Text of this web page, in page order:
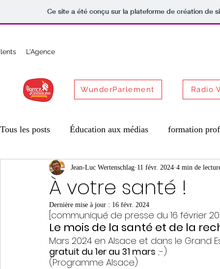
Ce site a été conçu sur la plateforme de création de
L'Agence
WunderParlement Radio
Tous les posts Éducation aux médias formation
ReVu de Presse Vie des associations Nature
Archives Archives Vitrine
À votre santé !
Jean-Luc Wertenschlag 11 févr. 2024 4 min de
Dernière mise à jour : 16 févr. 2024
[communiqué de presse du 16 février
Le mois de la santé et de la
Mars 2024 en Alsace et dans le
gratuit du 1er au 31 mars ;-)
(Programme Alsace)